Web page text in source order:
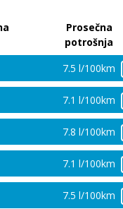
Prosečna
potrošnja
7.5 l/100km
7.1 l/100km
7.8 l/100km
7.1 l/100km
7.5 l/100km